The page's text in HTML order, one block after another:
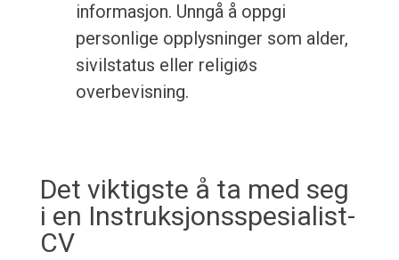
informasjon. Unngå å oppgi
personlige opplysninger som alder,
sivilstatus eller religiøs
overbevisning.
Det viktigste å ta med seg
i en Instruksjonsspesialist-
CV